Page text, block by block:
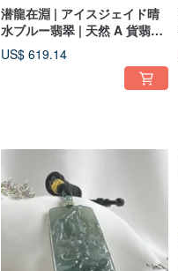
潜龍在淵 | アイスジェイド晴
水ブルー翡翠 | 天然 A 貨翡翠
玉ペンダントネックレス
US$ 619.14